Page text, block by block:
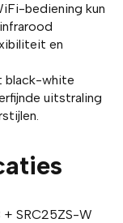
bediening kun
en
black-white
uitstraling
+ SRC25ZS-W